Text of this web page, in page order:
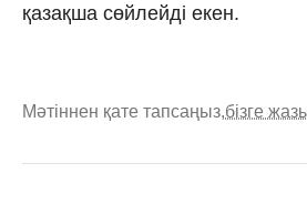
қазақша сөйлейді екен.
Мәтіннен қате тапсаңыз,бізге